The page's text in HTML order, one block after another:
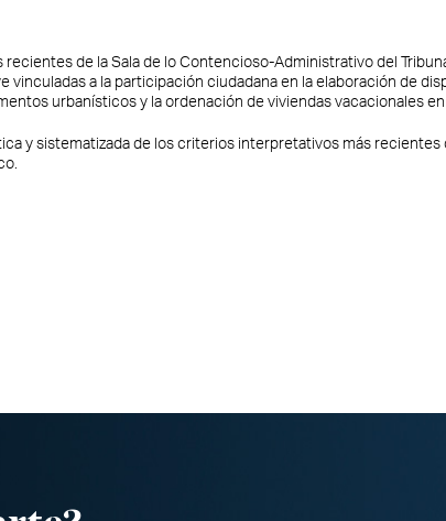
de la Sala de lo Contencioso-Administrativo del
a la participación ciudadana en la elaboración de
urbanísticos y la ordenación de viviendas vacacionales
y sistematizada de los criterios interpretativos más